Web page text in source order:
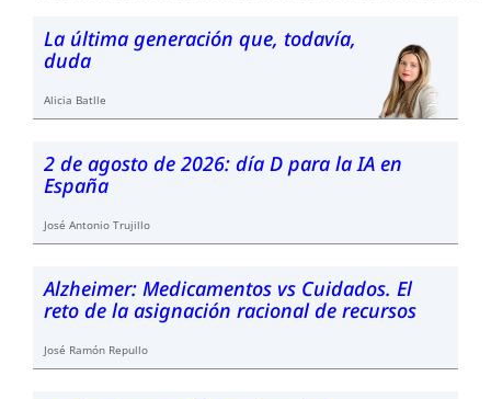
La última generación que, todavía,
duda
Alicia Batlle
2 de agosto de 2026: día D para la IA en
España
José Antonio Trujillo
Alzheimer: Medicamentos vs Cuidados. El
reto de la asignación racional de recursos
José Ramón Repullo